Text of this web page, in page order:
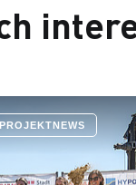
PROJEKTNEWS